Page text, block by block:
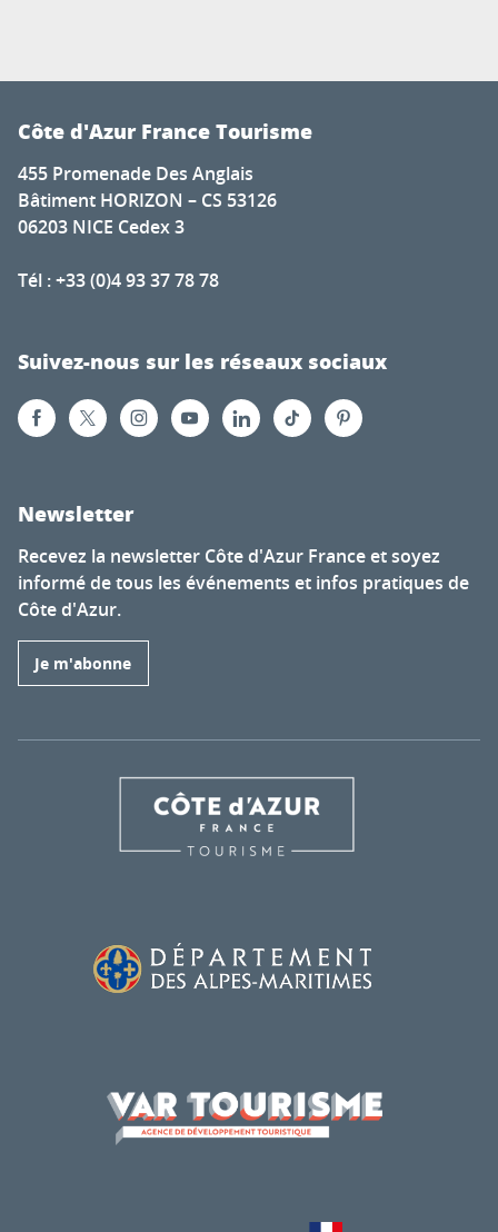
Côte d'Azur France Tourisme
455 Promenade Des Anglais
Bâtiment HORIZON – CS 53126
06203 NICE Cedex 3
Tél : +33 (0)4 93 37 78 78
Suivez-nous sur les réseaux sociaux
Newsletter
Recevez la newsletter Côte d'Azur France et soyez
informé de tous les événements et infos pratiques de
Côte d'Azur.
Je m'abonne